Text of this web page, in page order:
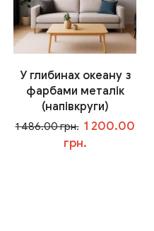
У глибинах океану з
фарбами металік
(напівкруги)
1 486.00 грн. 1 200.00
грн.